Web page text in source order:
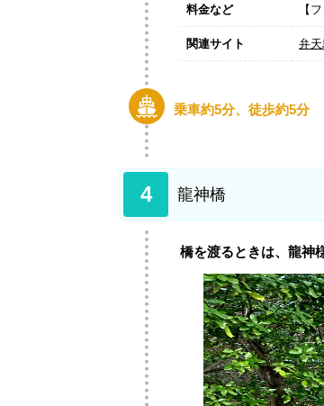
料金など 【
関連サイト 弁
乗車約5分、徒歩約5分
4 龍神橋
橋を渡るときは、龍神